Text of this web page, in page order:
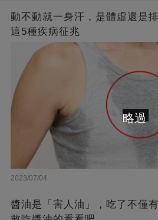
動不動就一身汗，是體虛還是
這5種疾病征兆
2023/07/04
醬油是「害人油」，吃了不僅
略過